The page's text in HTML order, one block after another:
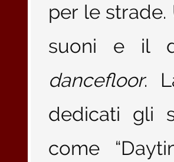
per le
suoni e il
dancefloor.
dedicati gli
come